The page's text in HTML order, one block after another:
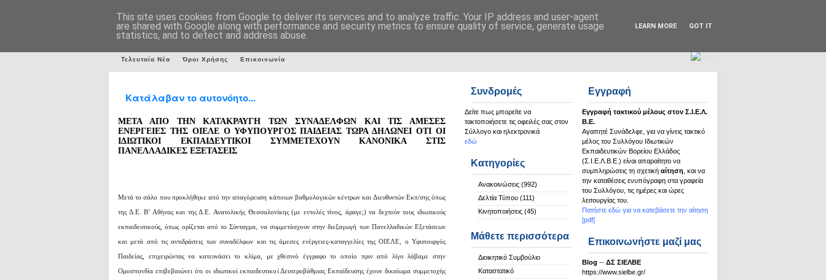
Σ.Ι.Ε.Λ.Β.Ε.
Τελευταία Νέα Όροι Χρήσης Επικοινωνία
Εγγραφή
Εγγραφή τακτικού μέλους στον Σ.Ι.Ε.Λ.
Β.Ε.
Αγαπητέ Συνάδελφε, για να γίνεις τακτικό
μέλος του Συλλόγου Ιδιωτικών
Εκπαιδευτικών Βορείου Ελλάδος
(Σ.Ι.Ε.Λ.Β.Ε.) είναι απαραίτητο να
συμπληρώσεις τη σχετική αίτηση , και να
την καταθέσεις ενυπόγραφη στα γραφεία
του Συλλόγου, τις ημέρες και ώρες
λειτουργίας του.
Πατήστε εδώ για να κατεβάσετε την αίτηση
[pdf]
Επικοινωνήστε μαζί μας
Βlog -- ΔΣ ΣΙΕΛΒΕ
https://www.sielbe.gr/
Συνδρομές
Δείτε πως μπορείτε να
τακτοποιήσετε τις οφειλές σας στον
Σύλλογο και ηλεκτρονικά
εδώ
Κατηγορίες
Ανακοινώσεις (992)
Δελτία Τύπου (111)
Κινητοποιήσεις (45)
Μάθετε περισσότερα
Διοικητικό Συμβούλιο
Καταστατικό
Κατάλαβαν το αυτονόητο...
ΜΕΤΑ ΑΠΟ ΤΗΝ ΚΑΤΑΚΡΑΥΓΗ ΤΩΝ ΣΥΝΑΔΕΛΦΩΝ ΚΑΙ ΤΙΣ ΑΜΕΣΕΣ
ΕΝΕΡΓΕΙΕΣ ΤΗΣ ΟΙΕΛΕ Ο ΥΦΥΠΟΥΡΓΟΣ ΠΑΙΔΕΙΑΣ ΤΩΡΑ ΔΗΛΩΝΕΙ ΟΤΙ ΟΙ
ΙΔΙΩΤΙΚΟΙ ΕΚΠΑΙΔΕΥΤΙΚΟΙ ΣΥΜΜΕΤΕΧΟΥΝ ΚΑΝΟΝΙΚΑ ΣΤΙΣ
ΠΑΝΕΛΛΑΔΙΚΕΣ ΕΞΕΤΑΣΕΙΣ
Μετά το σάλο που προκλήθηκε από την απαγόρευση κάποιων βαθμολογικών κέντρων και Διευθυντών Εκπ/σης όπως
της Δ.Ε. Β’ Αθήνας και της Δ.Ε. Ανατολικής Θεσσαλονίκης (με εντολές τίνος, άραγε;) να δεχτούν τους ιδιωτικούς
εκπαιδευτικούς, όπως ορίζεται από το Σύνταγμα, να συμμετάσχουν στην διεξαγωγή των Πανελλαδικών Εξετάσεων
και μετά από τις αντιδράσεις των συναδέλφων και τις άμεσες ενέργειες-καταγγελίες της ΟΙΕΛΕ, ο Υφυπουργός
Παιδείας, επιχειρώντας να κατευνάσει το κλίμα, με χθεσινό έγγραφο το οποίο πριν από λίγο λάβαμε στην
Ομοσπονδία επιβεβαιώνει ότι οι ιδιωτικοί εκπαιδευτικοί Δευτεροβάθμιας Εκπαίδευσης έχουν δικαίωμα συμμετοχής
This site uses cookies from Google to deliver its services and to analyze traffic. Your IP address and user-agent
are shared with Google along with performance and security metrics to ensure quality of service, generate usage
statistics, and to detect and address abuse.
LEARN MORE GOT IT